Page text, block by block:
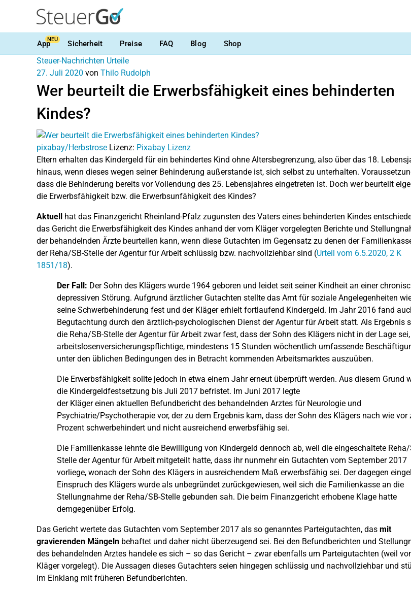
AppNEU Sicherheit Preise FAQ Blog Shop
Steuer-Nachrichten Urteile
27. Juli 2020 von Thilo Rudolph
Wer beurteilt die Erwerbsfähigkeit eines behinderten
Kindes?
pixabay/Herbstrose Lizenz: Pixabay Lizenz
Eltern erhalten das Kindergeld für ein behindertes Kind ohne Altersbegrenzung, also über das 18.
hinaus, wenn dieses wegen seiner Behinderung außerstande ist, sich selbst zu unterhalten.
dass die Behinderung bereits vor Vollendung des 25. Lebensjahres eingetreten ist. Doch wer beurteilt
die Erwerbsfähigkeit bzw. die Erwerbsunfähigkeit des Kindes?
Aktuell hat das Finanzgericht Rheinland-Pfalz zugunsten des Vaters eines behinderten Kindes
das Gericht die Erwerbsfähigkeit des Kindes anhand der vom Kläger vorgelegten Berichte und
der behandelnden Ärzte beurteilen kann, wenn diese Gutachten im Gegensatz zu denen der
der Reha/SB-Stelle der Agentur für Arbeit schlüssig bzw. nachvollziehbar sind (Urteil vom 6.5.2020, 2 K
1851/18).
Der Fall: Der Sohn des Klägers wurde 1964 geboren und leidet seit seiner Kindheit an einer
depressiven Störung. Aufgrund ärztlicher Gutachten stellte das Amt für soziale Angelegenheiten
seine Schwerbehinderung fest und der Kläger erhielt fortlaufend Kindergeld. Im Jahr 2016 fand
Begutachtung durch den ärztlich-psychologischen Dienst der Agentur für Arbeit statt. Als Ergebnis
die Reha/SB-Stelle der Agentur für Arbeit zwar fest, dass der Sohn des Klägers nicht in der Lage
arbeitslosenversicherungspflichtige, mindestens 15 Stunden wöchentlich umfassende
unter den üblichen Bedingungen des in Betracht kommenden Arbeitsmarktes auszuüben.
Die Erwerbsfähigkeit sollte jedoch in etwa einem Jahr erneut überprüft werden. Aus diesem Grund
die Kindergeldfestsetzung bis Juli 2017 befristet. Im Juni 2017 legte
der Kläger einen aktuellen Befundbericht des behandelnden Arztes für Neurologie und
Psychiatrie/Psychotherapie vor, der zu dem Ergebnis kam, dass der Sohn des Klägers nach wie vor
Prozent schwerbehindert und nicht ausreichend erwerbsfähig sei.
Die Familienkasse lehnte die Bewilligung von Kindergeld dennoch ab, weil die eingeschaltete Reha/
Stelle der Agentur für Arbeit mitgeteilt hatte, dass ihr nunmehr ein Gutachten vom September 2017
vorliege, wonach der Sohn des Klägers in ausreichendem Maß erwerbsfähig sei. Der dagegen
Einspruch des Klägers wurde als unbegründet zurückgewiesen, weil sich die Familienkasse an die
Stellungnahme der Reha/SB-Stelle gebunden sah. Die beim Finanzgericht erhobene Klage hatte
demgegenüber Erfolg.
Das Gericht wertete das Gutachten vom September 2017 als so genanntes Parteigutachten, das mit
gravierenden Mängeln behaftet und daher nicht überzeugend sei. Bei den Befundberichten und
des behandelnden Arztes handele es sich – so das Gericht – zwar ebenfalls um Parteigutachten (weil
Kläger vorgelegt). Die Aussagen dieses Gutachters seien hingegen schlüssig und nachvollziehbar und
im Einklang mit früheren Befundberichten.